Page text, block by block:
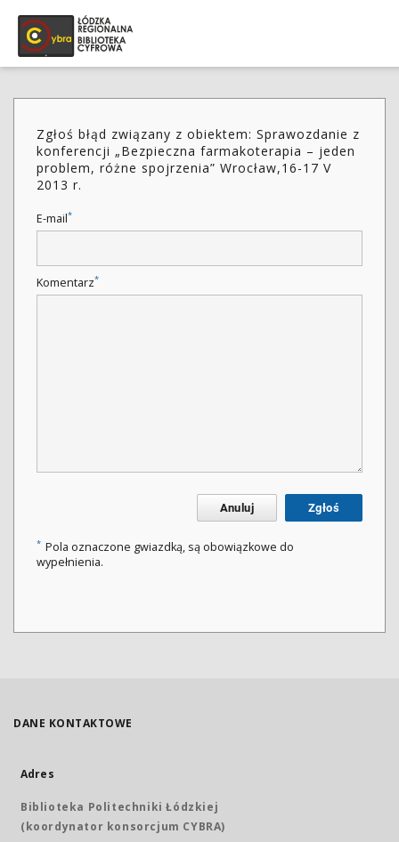
Zgłoś błąd związany z obiektem: Sprawozdanie z
konferencji „Bezpieczna farmakoterapia – jeden
problem, różne spojrzenia” Wrocław,16-17 V
2013 r.
E-mail*
Komentarz*
Anuluj Zgłoś
* Pola oznaczone gwiazdką, są obowiązkowe do
wypełnienia.
DANE KONTAKTOWE
Adres
Biblioteka Politechniki Łódzkiej
(koordynator konsorcjum CYBRA)